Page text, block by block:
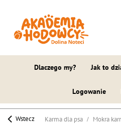
Dlaczego my? Jak to
Logowanie
Wstecz Karma dla psa Mokra